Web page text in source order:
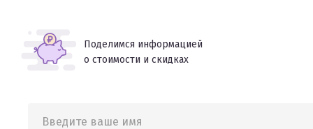
Поделимся информацией
о стоимости и скидках
Введите ваше имя